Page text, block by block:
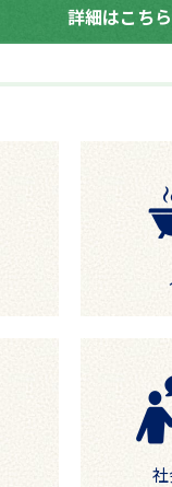
詳細はこちら